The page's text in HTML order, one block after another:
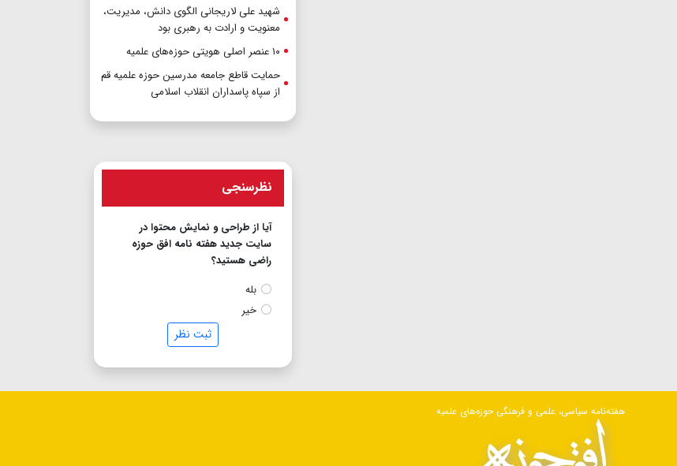
شهید علی لاریجانی الگوی دانش، مدیریت،
معنویت و ارادت به رهبری بود
۱۰ عنصر اصلی هویتی حوزه‌های علمیه
حمایت قاطع جامعه مدرسین حوزه علمیه قم
از سپاه پاسداران انقلاب اسلامی
نظرسنجی
آیا از طراحی و نمایش محتوا در
سایت جدید هفته نامه افق حوزه
راضی هستید؟
بله
خیر
ثبت نظر
هفته‌نامه سیاسی، علمی و فرهنگی حوزه‌های علمیه